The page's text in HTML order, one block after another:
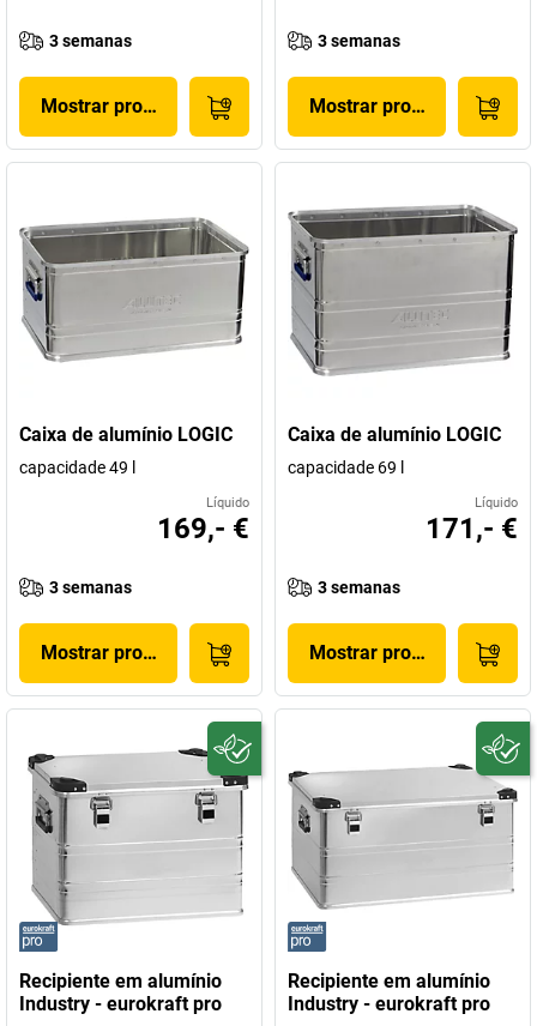
3 semanas
Mostrar produto
3 semanas
Mostrar produto
Caixa de alumínio LOGIC
capacidade 49 l
Líquido
169,- €
3 semanas
Mostrar produto
Caixa de alumínio LOGIC
capacidade 69 l
Líquido
171,- €
3 semanas
Mostrar produto
Recipiente em alumínio
Industry - eurokraft pro
Recipiente em alumínio
Industry - eurokraft pro